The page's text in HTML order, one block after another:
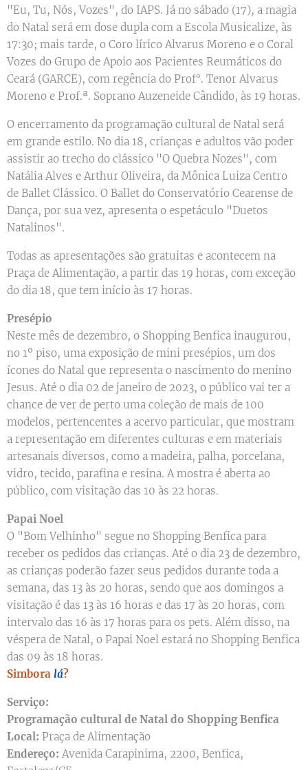
"Eu, Tu, Nós, Vozes", do IAPS. Já no sábado (17), a magia
do Natal será em dose dupla com a Escola Musicalize, às
17:30; mais tarde, o Coro lírico Alvarus Moreno e o Coral
Vozes do Grupo de Apoio aos Pacientes Reumáticos do
Ceará (GARCE), com regência do Prof°. Tenor Alvarus
Moreno e Prof.ª. Soprano Auzeneide Cândido, às 19 horas.
O encerramento da programação cultural de Natal será
em grande estilo. No dia 18, crianças e adultos vão poder
assistir ao trecho do clássico "O Quebra Nozes", com
Natália Alves e Arthur Oliveira, da Mônica Luiza Centro
de Ballet Clássico. O Ballet do Conservatório Cearense de
Dança, por sua vez, apresenta o espetáculo "Duetos
Natalinos".
Todas as apresentações são gratuitas e acontecem na
Praça de Alimentação, a partir das 19 horas, com exceção
do dia 18, que tem início às 17 horas.
Presépio
Neste mês de dezembro, o Shopping Benfica inaugurou,
no 1º piso, uma exposição de mini presépios, um dos
ícones do Natal que representa o nascimento do menino
Jesus. Até o dia 02 de janeiro de 2023, o público vai ter a
chance de ver de perto uma coleção de mais de 100
modelos, pertencentes a acervo particular, que mostram
a representação em diferentes culturas e em materiais
artesanais diversos, como a madeira, palha, porcelana,
vidro, tecido, parafina e resina. A mostra é aberta ao
público, com visitação das 10 às 22 horas.
Papai Noel
O "Bom Velhinho" segue no Shopping Benfica para
receber os pedidos das crianças. Até o dia 23 de dezembro,
as crianças poderão fazer seus pedidos durante toda a
semana, das 13 às 20 horas, sendo que aos domingos a
visitação é das 13 às 16 horas e das 17 às 20 horas, com
intervalo das 16 às 17 horas para os pets. Além disso, na
véspera de Natal, o Papai Noel estará no Shopping Benfica
das 09 às 18 horas.
Simbora lá?
Serviço:
Programação cultural de Natal do Shopping Benfica
Local: Praça de Alimentação
Endereço: Avenida Carapinima, 2200, Benfica,